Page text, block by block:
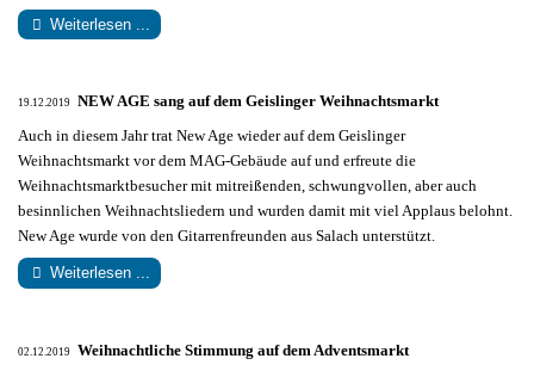
Weiterlesen ...
19.12.2019 NEW AGE sang auf dem Geislinger Weihnachtsmarkt
Auch in diesem Jahr trat New Age wieder auf dem Geislinger
Weihnachtsmarkt vor dem MAG-Gebäude auf und erfreute die
Weihnachtsmarktbesucher mit mitreißenden, schwungvollen, aber auch
besinnlichen Weihnachtsliedern und wurden damit mit viel Applaus belohnt.
New Age wurde von den Gitarrenfreunden aus Salach unterstützt.
Weiterlesen ...
02.12.2019 Weihnachtliche Stimmung auf dem Adventsmarkt